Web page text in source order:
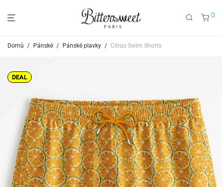
0
Domů / Pánské / Pánské plavky / Citrus Swim Shorts
DEAL